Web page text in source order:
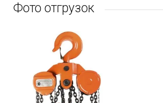
Фото отгрузок